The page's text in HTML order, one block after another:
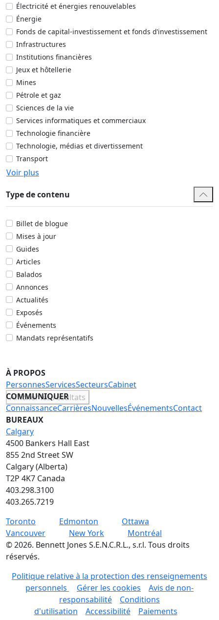
Électricité et énergies renouvelables
Énergie
Fonds de capital-investissement et fonds d’investissement
Infrastructures
Institutions financières
Jeux et hôtellerie
Mines
Pétrole et gaz
Sciences de la vie
Services informatiques et commerciaux
Technologie financière
Technologie, médias et divertissement
Transport
Voir plus
Type de contenu
Billet de blogue
Mises à jour
Guides
Articles
Balados
Annonces
Actualités
Exposés
Événements
Mandats représentatifs
Afficher les résultats
À PROPOS
PersonnesServicesSecteursCabinet
COMMUNIQUER
ConnaissanceCarrièresNouvellesÉvénementsContact
BUREAUX
Calgary
4500 Bankers Hall East
855 2nd Street SW
Calgary (Alberta)
T2P 4K7 Canada
403.298.3100
403.265.7219
Toronto
Edmonton
Ottawa
Vancouver
New York
Montréal
©2026. Bennett Jones S.E.N.C.R.L., s.r.l. Tous droits
réservés.
Politique relative à la protection des renseignements
personnels
Gérer les cookies
Avis de non-
responsabilité
Conditions
d'utilisation
Accessibilité
Paiements